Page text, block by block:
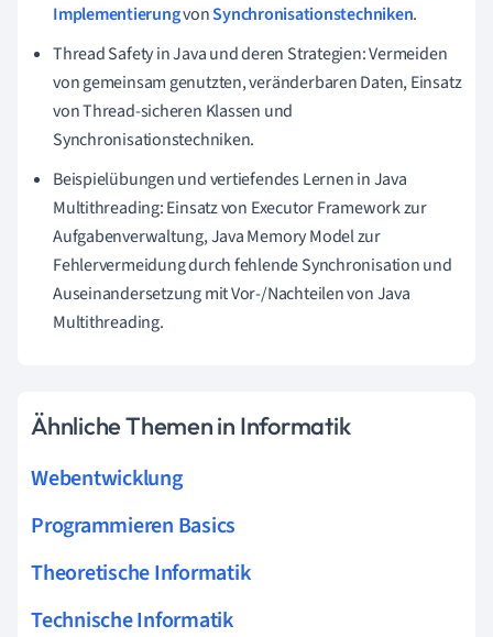
ImplementierungvonSynchronisationstechniken.
Thread Safety in Java und deren Strategien: Vermeiden
von gemeinsam genutzten, veränderbaren Daten, Einsatz
von Thread-sicheren Klassen und
Synchronisationstechniken.
Beispielübungen und vertiefendes Lernen in Java
Multithreading: Einsatz von Executor Framework zur
Aufgabenverwaltung, Java Memory Model zur
Fehlervermeidung durch fehlende Synchronisation und
Auseinandersetzung mit Vor-/Nachteilen von Java
Multithreading.
Ähnliche Themen in Informatik
Webentwicklung
Programmieren Basics
Theoretische Informatik
Technische Informatik